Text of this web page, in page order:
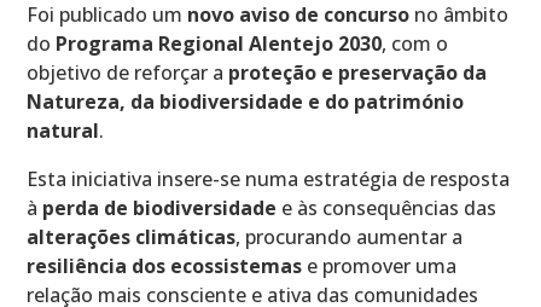
Foi publicado um novo aviso de concurso no âmbito
do Programa Regional Alentejo 2030, com o
objetivo de reforçar a proteção e preservação da
Natureza, da biodiversidade e do património
natural.
Esta iniciativa insere-se numa estratégia de resposta
à perda de biodiversidade e às consequências das
alterações climáticas, procurando aumentar a
resiliência dos ecossistemas e promover uma
relação mais consciente e ativa das comunidades